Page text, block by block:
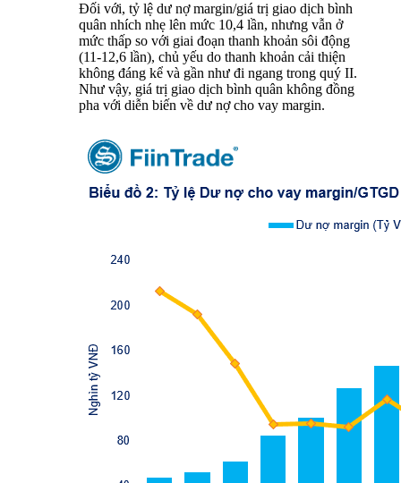
Đối với, tỷ lệ dư nợ margin/giá trị giao dịch bình
quân nhích nhẹ lên mức 10,4 lần, nhưng vẫn ở
mức thấp so với giai đoạn thanh khoản sôi động
(11-12,6 lần), chủ yếu do thanh khoản cải thiện
không đáng kể và gần như đi ngang trong quý II.
Như vậy, giá trị giao dịch bình quân không đồng
pha với diễn biến về dư nợ cho vay margin.